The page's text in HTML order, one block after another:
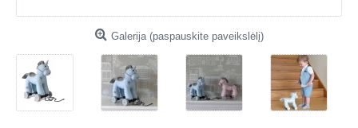
Galerija (paspauskite paveikslėlį)